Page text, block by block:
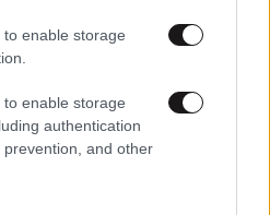
enable storage
enable storage
authentication
and other